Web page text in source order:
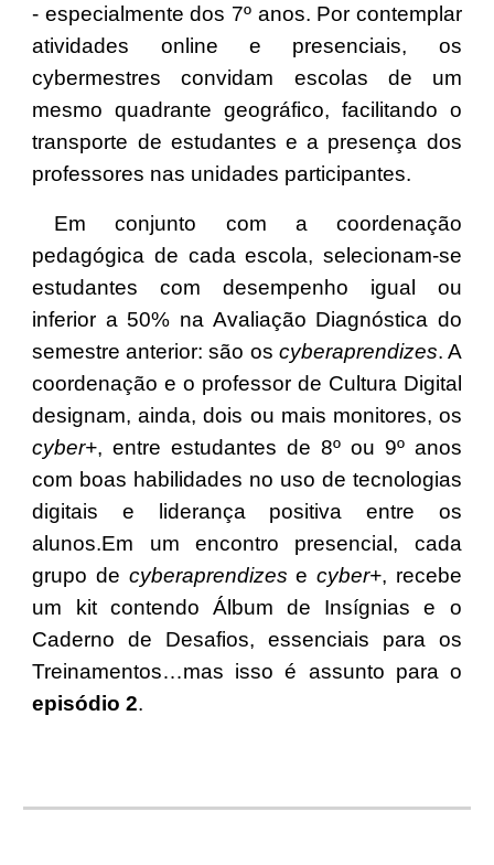
- especialmente dos 7º anos. Por contemplar
atividades online e presenciais, os
cybermestres convidam escolas de um
mesmo quadrante geográfico, facilitando o
transporte de estudantes e a presença dos
professores nas unidades participantes.
Em conjunto com a coordenação
pedagógica de cada escola, selecionam-se
estudantes com desempenho igual ou
inferior a 50% na Avaliação Diagnóstica do
semestre anterior: são os cyberaprendizes. A
coordenação e o professor de Cultura Digital
designam, ainda, dois ou mais monitores, os
cyber+, entre estudantes de 8º ou 9º anos
com boas habilidades no uso de tecnologias
digitais e liderança positiva entre os
alunos.Em um encontro presencial, cada
grupo de cyberaprendizes e cyber+, recebe
um kit contendo Álbum de Insígnias e o
Caderno de Desafios, essenciais para os
Treinamentos…mas isso é assunto para o
episódio 2.